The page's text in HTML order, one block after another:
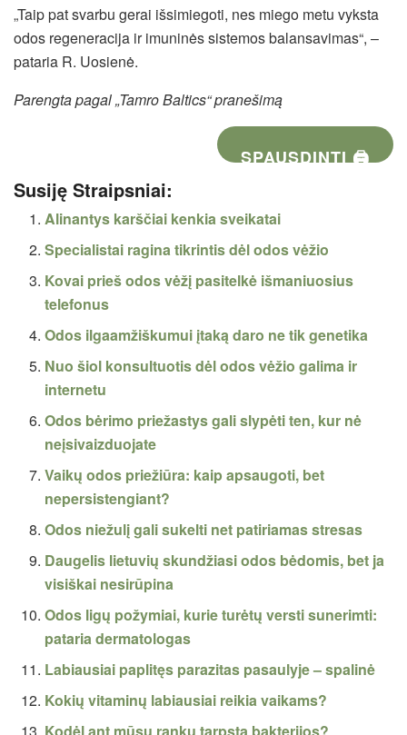
„Taip pat svarbu gerai išsimiegoti, nes miego metu vyksta
odos regeneracija ir imuninės sistemos balansavimas“, –
pataria R. Uosienė.
Parengta pagal „Tamro Baltics“ pranešimą
SPAUSDINTI 🖨
Susiję Straipsniai:
Alinantys karščiai kenkia sveikatai
Specialistai ragina tikrintis dėl odos vėžio
Kovai prieš odos vėžį pasitelkė išmaniuosius
telefonus
Odos ilgaamžiškumui įtaką daro ne tik genetika
Nuo šiol konsultuotis dėl odos vėžio galima ir
internetu
Odos bėrimo priežastys gali slypėti ten, kur nė
neįsivaizduojate
Vaikų odos priežiūra: kaip apsaugoti, bet
nepersistengiant?
Odos niežulį gali sukelti net patiriamas stresas
Daugelis lietuvių skundžiasi odos bėdomis, bet ja
visiškai nesirūpina
Odos ligų požymiai, kurie turėtų versti sunerimti:
pataria dermatologas
Labiausiai paplitęs parazitas pasaulyje – spalinė
Kokių vitaminų labiausiai reikia vaikams?